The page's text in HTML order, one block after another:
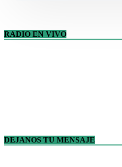
RADIO EN VIVO
DEJANOS TU MENSAJE